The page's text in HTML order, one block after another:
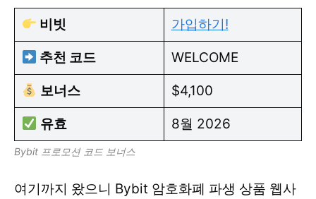
비빗 가입하기!
추천 코드 WELCOME
보너스 $4,100
유효 8월 2026
Bybit 프로모션 코드 보너스
여기까지 왔으니 Bybit 암호화폐 파생 상품 웹사